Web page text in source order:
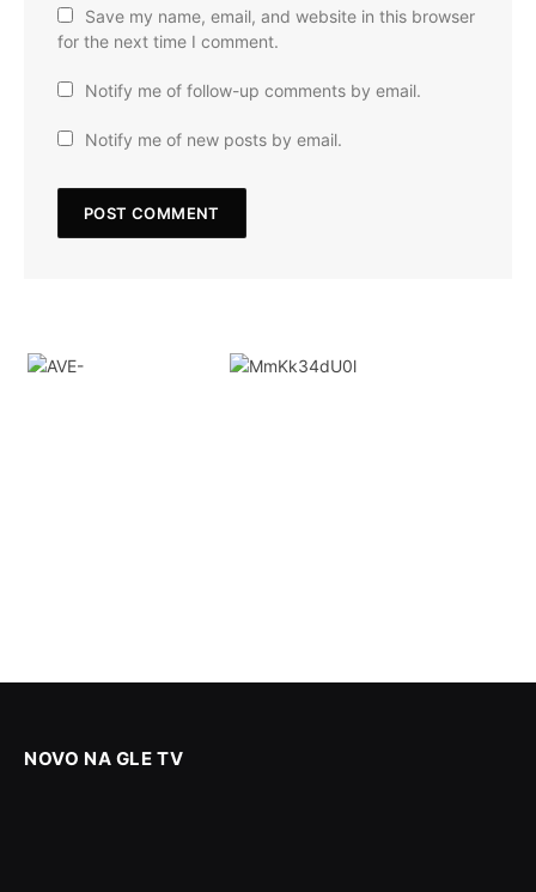
Save my name, email, and website in this browser
for the next time I comment.
Notify me of follow-up comments by email.
Notify me of new posts by email.
NOVO NA GLE TV